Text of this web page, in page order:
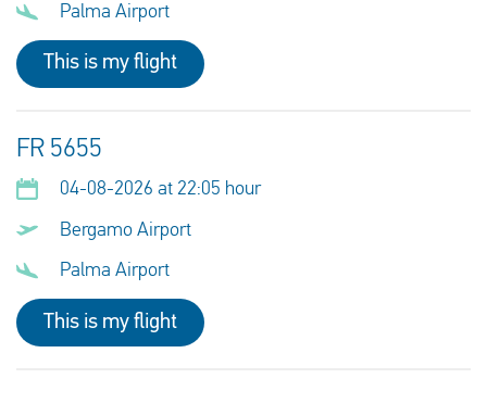
Palma Airport
This is my flight
FR 5655
04-08-2026 at 22:05 hour
Bergamo Airport
Palma Airport
This is my flight